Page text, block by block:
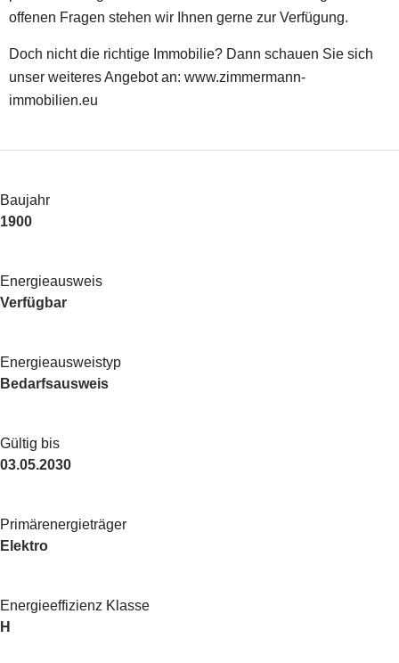
offenen Fragen stehen wir Ihnen gerne zur Verfügung.
Doch nicht die richtige Immobilie? Dann schauen Sie sich
unser weiteres Angebot an: www.zimmermann-
immobilien.eu
Baujahr
1900
Energieausweis
Verfügbar
Energie­ausweistyp
Bedarfsausweis
Gültig bis
03.05.2030
Primärenergieträger
Elektro
Energieeffizienz Klasse
H